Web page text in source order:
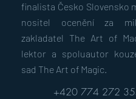
finalista Česko Slovensko
nositel ocenění za
zakladatel The Art of
lektor a spoluautor
sad The Art of Magic.
+420 774 272